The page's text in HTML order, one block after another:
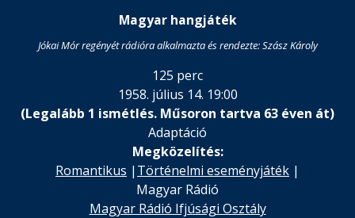
Magyar hangjáték
Jókai Mór regényét rádióra alkalmazta és rendezte: Szász Károly
125 perc
1958. július 14. 19:00
(Legalább 1 ismétlés. Műsoron tartva 63 éven át)
Adaptáció
Megközelítés:
Romantikus | Történelmi eseményjáték |
Magyar Rádió
Magyar Rádió Ifjúsági Osztály